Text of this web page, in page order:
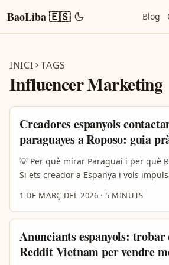
BaoLiba 🇪🇸 Blog
INICI TAGS
Influencer Marketing
Creadores espanyols
paraguayes a Roposo: guia
💡 Per què mirar Paraguai i per què
Si ets creador a Espanya i vols
un mercat petit però molt lúcid:
en xarxes i una cultura que valora
social i, al Sud d’Amèrica, molts
marques busquen canals alternatius
1 DE MARÇ DEL 2026 · 5 MINUTS
Anunciants espanyols: trobar
Reddit Vietnam per vendre